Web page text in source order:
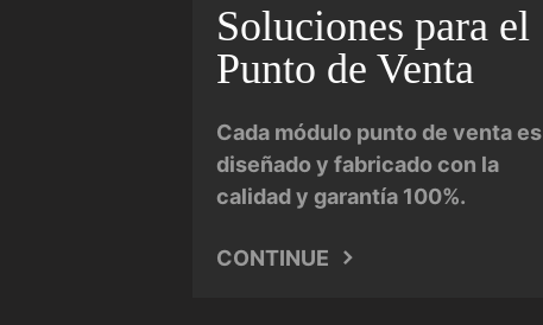
Soluciones para el
Punto de Venta
Cada módulo punto de venta es
diseñado y fabricado con la
calidad y garantía 100%.
CONTINUE